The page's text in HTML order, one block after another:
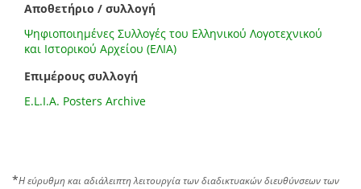
Αποθετήριο / συλλογή
Ψηφιοποιημένες Συλλογές του Ελληνικού Λογοτεχνικού
και Ιστορικού Αρχείου (ΕΛΙΑ)
Επιμέρους συλλογή
E.L.I.A. Posters Archive
*Η εύρυθμη και αδιάλειπτη λειτουργία των διαδικτυακών διευθύνσεων των